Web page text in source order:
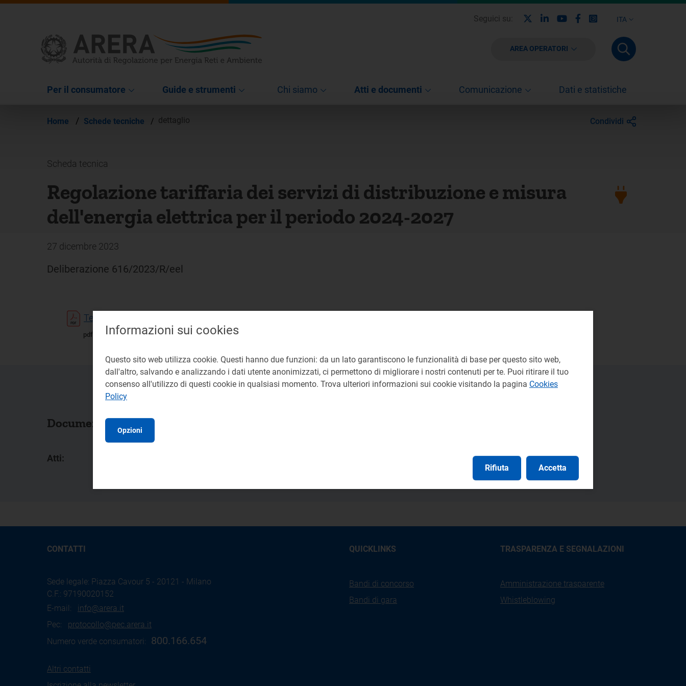
ITA
Seguici su: LinkedinYoutubeFacebook
Instagram
AREA OPERATORI
Per il consumatore Guide e strumenti Chi siamo Atti e documenti Comunicazione Dati e statistiche
Home / Schede tecniche / dettaglio Condividi
Scheda tecnica
Regolazione tariffaria dei servizi di distribuzione e misura
dell'energia elettrica per il periodo 2024-2027
27 dicembre 2023
Deliberazione 616/2023/R/eel
Testo
pdf 266 KB
Documenti collegati
Atti:
CONTATTI
Sede legale: Piazza Cavour 5 - 20121 - Milano
C.F.: 97190020152
E-mail: info@arera.it
Pec: protocollo@pec.arera.it
Numero verde consumatori:
800.166.654
Altri contatti
QUICKLINKS
Bandi di concorso
Bandi di gara
TRASPARENZA E SEGNALAZIONI
Amministrazione trasparente
Whistleblowing
Informazioni sui cookies
Questo sito web utilizza cookie. Questi hanno due funzioni: da un lato garantiscono le funzionalità di base per questo sito web,
dall'altro, salvando e analizzando i dati utente anonimizzati, ci permettono di migliorare i nostri contenuti per te. Puoi ritirare il tuo
consenso all'utilizzo di questi cookie in qualsiasi momento. Trova ulteriori informazioni sui cookie visitando la pagina Cookies
Policy
Opzioni
Rifiuta Accetta